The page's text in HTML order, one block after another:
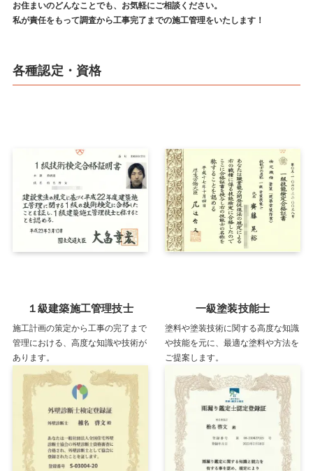
お住まいのどんなことでも、お気軽にご相談ください。
私が責任をもって調査から工事完了までの施工管理をいたします！
各種認定・資格
１級建築施工管理技士
施工計画の策定から工事の完了まで
管理における、高度な知識や技術が
あります。
一級塗装技能士
塗料や塗装技術に関する高度な知識
や技能を元に、最適な塗料や方法を
ご提案します。